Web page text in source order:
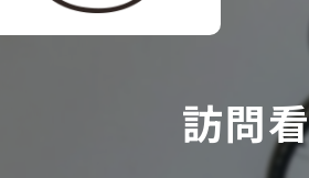
訪問